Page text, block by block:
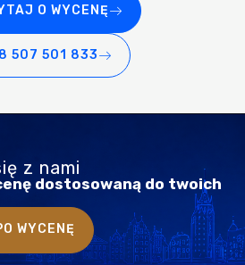
O WYCENĘ
507 501 833
z nami
dostosowaną do twoich
WYCENĘ